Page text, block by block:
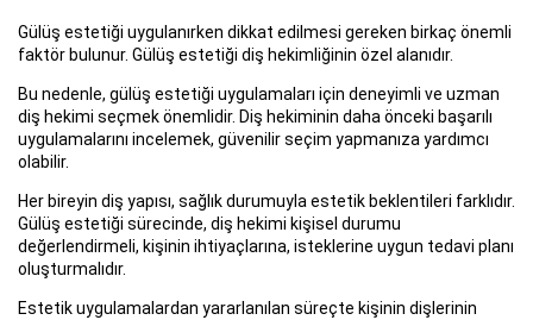
Gülüş estetiği uygulanırken dikkat edilmesi gereken birkaç önemli
faktör bulunur. Gülüş estetiği diş hekimliğinin özel alanıdır.
Bu nedenle, gülüş estetiği uygulamaları için deneyimli ve uzman
diş hekimi seçmek önemlidir. Diş hekiminin daha önceki başarılı
uygulamalarını incelemek, güvenilir seçim yapmanıza yardımcı
olabilir.
Her bireyin diş yapısı, sağlık durumuyla estetik beklentileri farklıdır.
Gülüş estetiği sürecinde, diş hekimi kişisel durumu
değerlendirmeli, kişinin ihtiyaçlarına, isteklerine uygun tedavi planı
oluşturmalıdır.
Estetik uygulamalardan yararlanılan süreçte kişinin dişlerinin